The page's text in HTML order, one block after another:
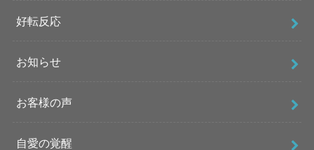
好転反応
お知らせ
お客様の声
自愛の覚醒